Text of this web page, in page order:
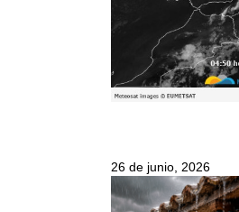
26 de junio, 2026